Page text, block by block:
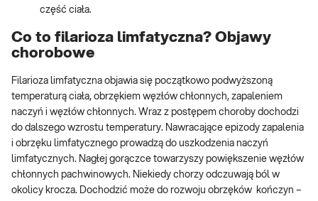
część ciała.
Co to filarioza limfatyczna? Objawy
chorobowe
Filarioza limfatyczna objawia się początkowo podwyższoną
temperaturą ciała, obrzękiem węzłów chłonnych, zapaleniem
naczyń i węzłów chłonnych. Wraz z postępem choroby dochodzi
do dalszego wzrostu temperatury. Nawracające epizody zapalenia
i obrzęku limfatycznego prowadzą do uszkodzenia naczyń
limfatycznych. Nagłej gorączce towarzyszy powiększenie węzłów
chłonnych pachwinowych. Niekiedy chorzy odczuwają ból w
okolicy krocza. Dochodzić może do rozwoju obrzęków kończyn –